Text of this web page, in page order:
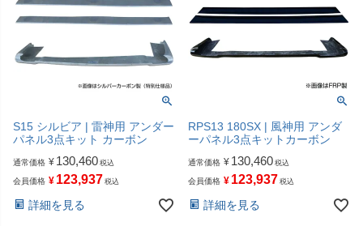
S15 シルビア | 雷神用 アンダー
パネル3点キット カーボン
通常価格 ¥ 130,460 税込
会員価格 ¥ 123,937 税込
詳細を見る
RPS13 180SX | 風神用 アンダ
ーパネル3点キットカーボン
通常価格 ¥ 130,460 税込
会員価格 ¥ 123,937 税込
詳細を見る